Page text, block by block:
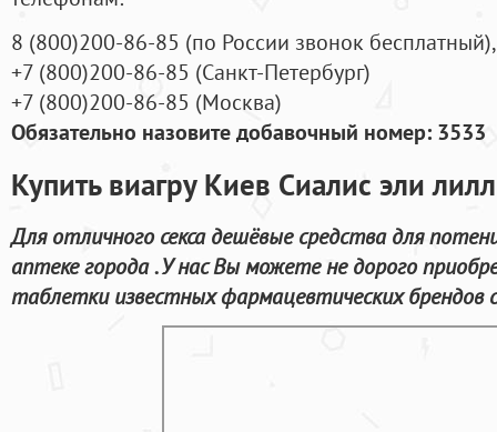
8 (800)200-86-85 (по России звонок бесплатный),
+7 (800)200-86-85 (Санкт-Петербург)
+7 (800)200-86-85 (Москва)
Обязательно назовите добавочный номер: 3533
Купить виагру Киев Сиалис эли
Для отличного секса дешёвые средства для
аптеке города . У нас Вы можете не дорого
таблетки известных фармацевтических брендов